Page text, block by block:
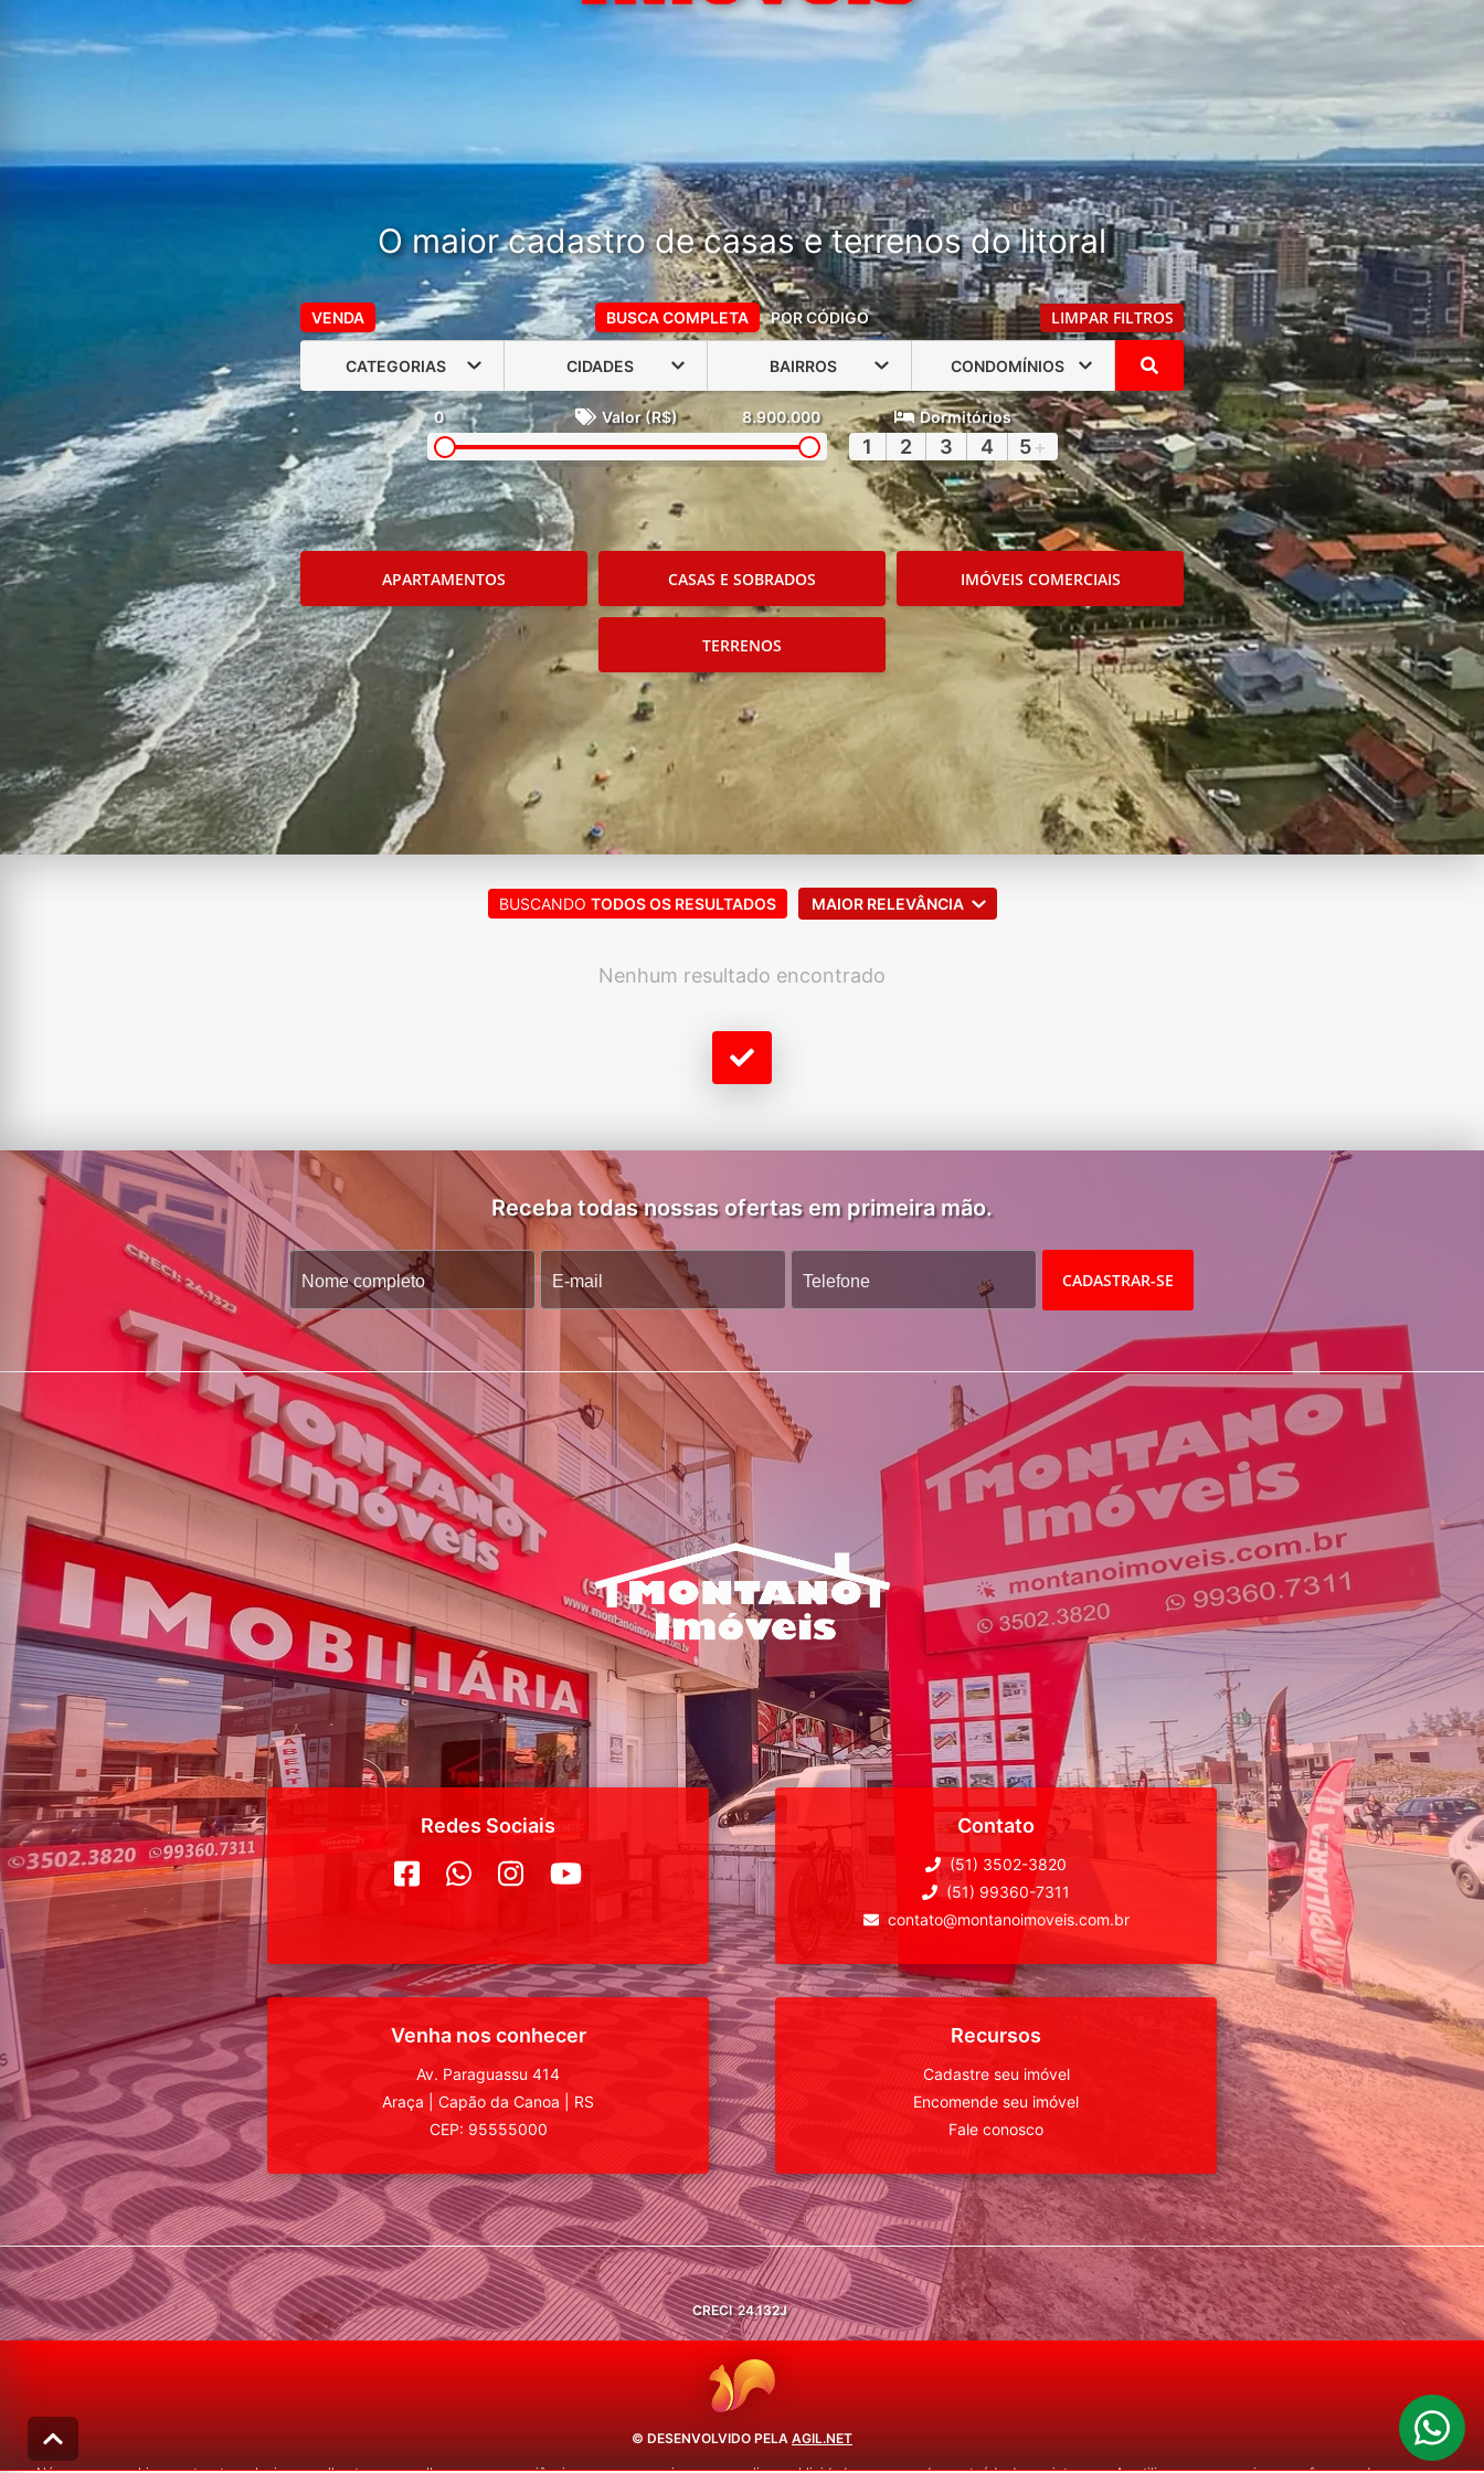
O maior cadastro de casas e terrenos do litoral
VENDA BUSCA COMPLETA POR CÓDIGO LIMPAR FILTROS
CATEGORIAS CIDADES BAIRROS CONDOMÍNIOS
0 Valor (R$) 8.900.000 Dormitórios
1 2 3 4 5 +
APARTAMENTOS CASAS E SOBRADOS IMÓVEIS COMERCIAIS
TERRENOS
BUSCANDO TODOS OS RESULTADOS MAIOR RELEVÂNCIA
Nenhum resultado encontrado
Receba todas nossas ofertas em primeira mão.
CADASTRAR-SE
Redes Sociais Contato
(51) 3502-3820
(51) 99360-7311
contato@montanoimoveis.com.br
Venha nos conhecer
Av. Paraguassu 414
Araça
Capão da Canoa
RS
CEP: 95555000
Recursos
Cadastre seu imóvel
Encomende seu imóvel
Fale conosco
CRECI 24.132J
© DESENVOLVIDO PELA AGIL.NET